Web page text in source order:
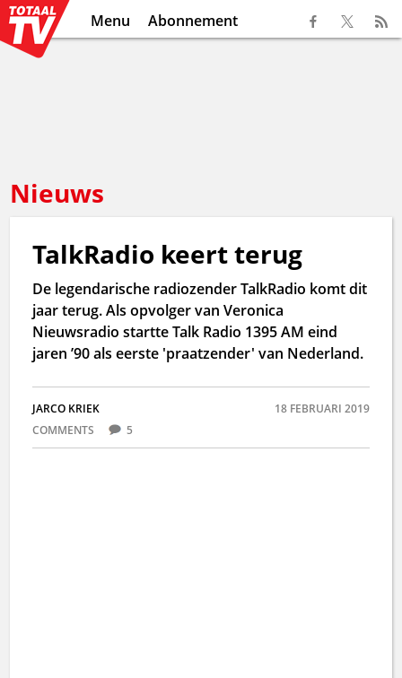
Menu Abonnement
Nieuws
TalkRadio keert terug
De legendarische radiozender TalkRadio komt dit
jaar terug. Als opvolger van Veronica
Nieuwsradio startte Talk Radio 1395 AM eind
jaren ’90 als eerste 'praatzender' van Nederland.
JARCO KRIEK
18 FEBRUARI 2019
COMMENTS
5